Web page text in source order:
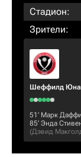
Стадион:
Зрители:
Шеффилд
51‎’‎ Марк Даффи
85‎’‎ Энда
(Дэвид